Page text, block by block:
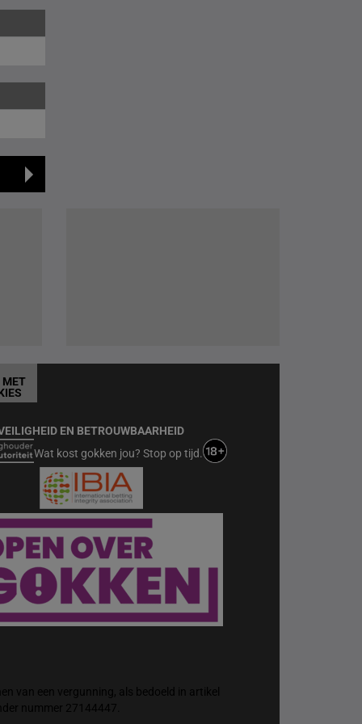
EN BETROUWBAARHEID
Wat kost gokken jou? Stop op tijd.
van een vergunning, als bedoeld in artikel
nummer 27144447.